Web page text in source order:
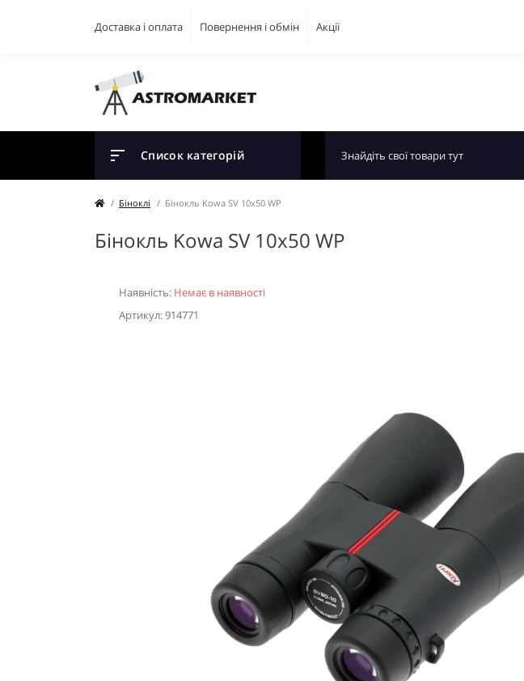
Доставка і оплата Повернення і обмін Акції
Список категорій
Біноклі Бінокль Kowa SV 10x50 WP
Бінокль Kowa SV 10x50 WP
Наявність: Немає в наявності
Артикул: 914771